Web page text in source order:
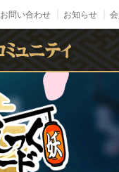
お問い合わせ お知らせ